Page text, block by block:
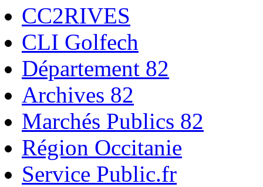
CC2RIVES
CLI Golfech
Département 82
Archives 82
Marchés Publics 82
Région Occitanie
Service Public.fr